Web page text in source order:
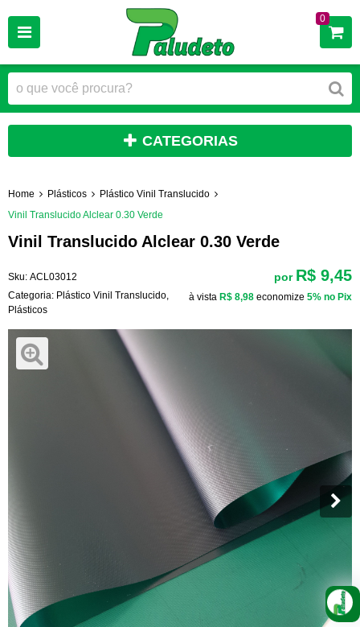
0
CATEGORIAS
Home Plásticos
Plástico Vinil Translucido
Vinil Translucido Alclear 0.30 Verde
Vinil Translucido Alclear 0.30 Verde
Sku: ACL03012
Categoria: Plástico Vinil Translucido
Plásticos
por R$ 9,45
à vista R$ 8,98 economize 5% no Pix